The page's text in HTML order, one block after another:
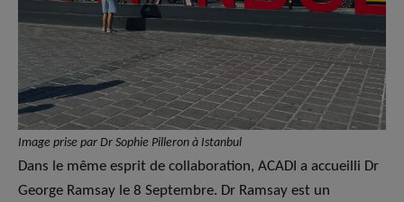
Image prise par Dr Sophie Pilleron à Istanbul
Dans le même esprit de collaboration, ACADI a accueilli Dr
George Ramsay le 8 Septembre. Dr Ramsay est un